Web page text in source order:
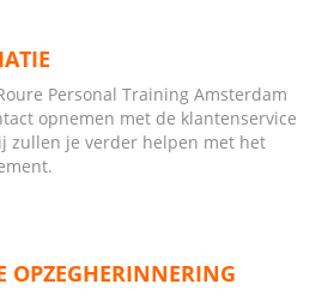
Personal Training Amsterdam
opnemen met de klantenservice
zullen je verder helpen met het
OPZEGHERINNERING